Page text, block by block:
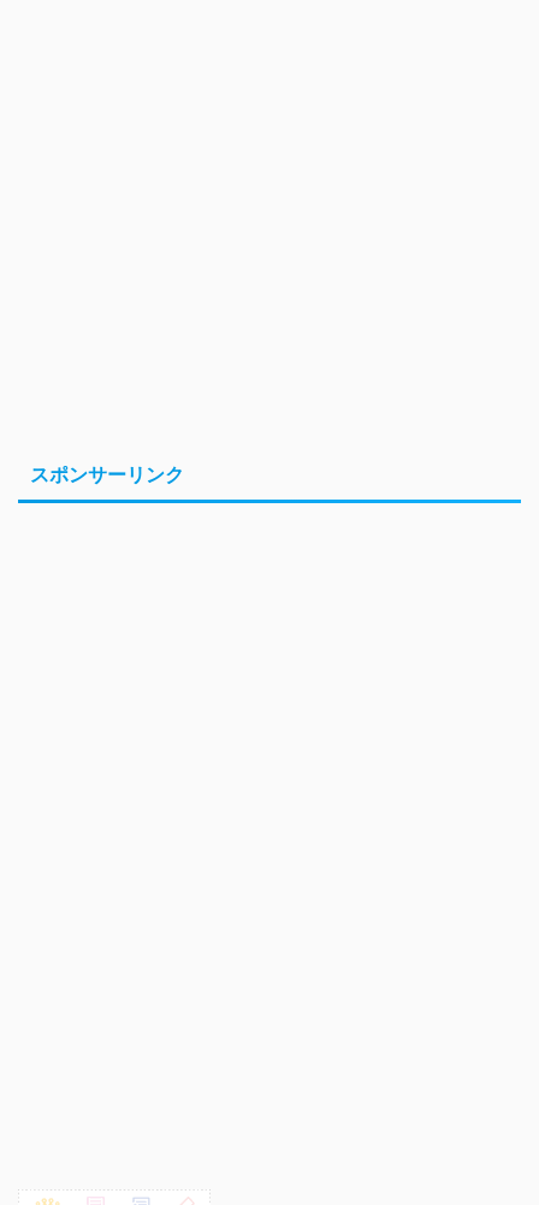
スポンサーリンク